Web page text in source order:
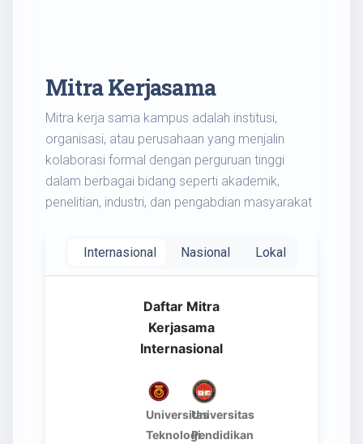
Mitra Kerjasama
Mitra kerja sama kampus adalah institusi,
organisasi, atau perusahaan yang menjalin
kolaborasi formal dengan perguruan tinggi
dalam berbagai bidang seperti akademik,
penelitian, industri, dan pengabdian masyarakat
Internasional Nasional Lokal